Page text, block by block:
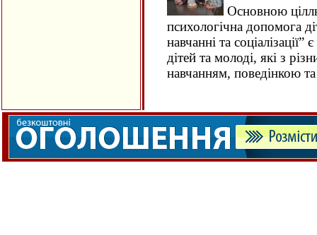
Основною
психологічна допомога
навчанні та соціалізації”
дітей та молоді, які з
навчанням, поведінкою